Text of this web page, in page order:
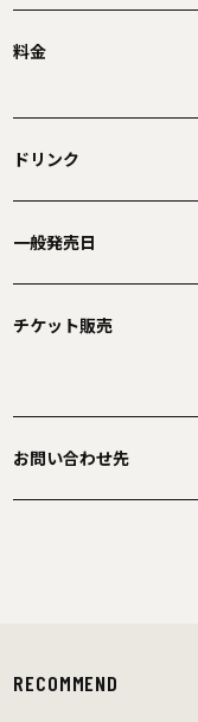
料金
ドリンク
一般発売日
チケット販売
お問い合わせ先
RECOMMEND